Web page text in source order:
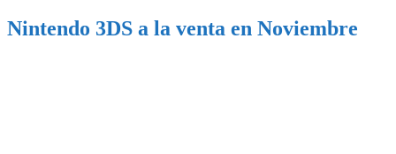
Nintendo 3DS a la venta en Noviembre